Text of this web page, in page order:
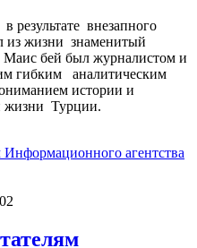
результате внезапного
из жизни знаменитый
бей был журналистом и
гибким аналитическим
истории и
жизни Турции.